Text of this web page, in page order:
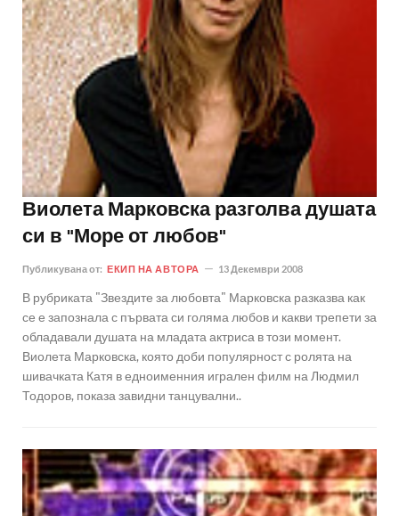
Виолета Марковска разголва душата
си в "Море от любов"
Публикувана от: ЕКИП НА АВТОРА 13 Декември 2008
В рубриката "Звездите за любовта" Марковска разказва как
се е запознала с първата си голяма любов и какви трепети за
обладавали душата на младата актриса в този момент.
Виолета Марковска, която доби популярност с ролята на
шивачката Катя в едноименния игрален филм на Людмил
Тодоров, показа завидни танцувални..